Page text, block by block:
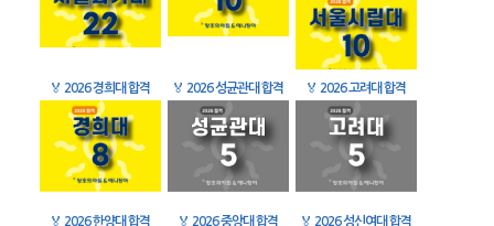
🏅 2026 경희대 합격 🏅 2026 성균관대 합격 🏅 2026 고려대 합격
🏅 2026 한양대 합격 🏅 2026 중앙대 합격 🏅 2026 성신여대 합격